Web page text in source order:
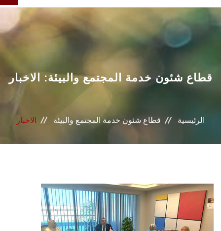
الرئيسية
إدارات القطاع
خطة التنمية الذاتية
التنمية المستدامة
قطاع شئون خدمة المجتمع والبيئة: الاخبار
الرئيسية قطاع شئون خدمة المجتمع والبيئة الاخبار